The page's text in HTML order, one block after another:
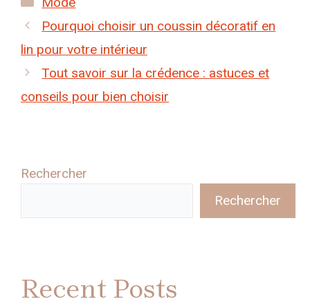
Pourquoi choisir un coussin décoratif en
lin pour votre intérieur
Tout savoir sur la crédence : astuces et
conseils pour bien choisir
Rechercher
Rechercher
Recent Posts